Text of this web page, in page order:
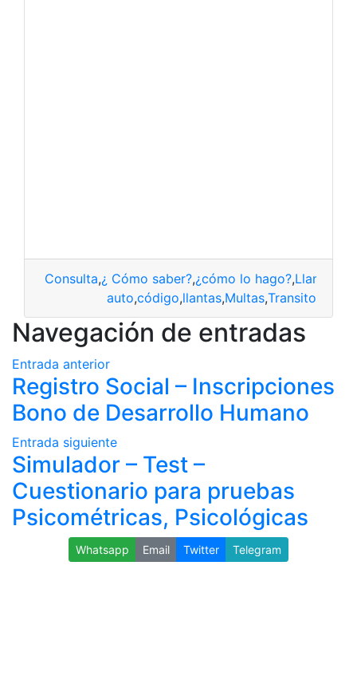
Consulta,¿ Cómo saber?,¿cómo lo hago?,Llantas
auto,código,llantas,Multas,Transito
Navegación de entradas
Entrada anterior
Registro Social – Inscripciones
Bono de Desarrollo Humano
Entrada siguiente
Simulador – Test –
Cuestionario para pruebas
Psicométricas, Psicológicas
Whatsapp Email Twitter Telegram